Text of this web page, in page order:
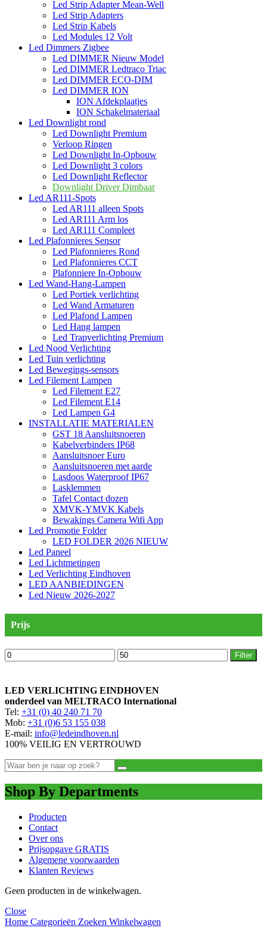
Led Strip Adapter Mean-Well
Led Strip Adapters
Led Strip Kabels
Led Modules 12 Volt
Led Dimmers Zigbee
Led DIMMER Nieuw Model
Led DIMMER Ledtraco Triac
Led DIMMER ECO-DIM
Led DIMMER ION
ION Afdekplaatjes
ION Schakelmateriaal
Led Downlight rond
Led Downlight Premium
Verloop Ringen
Led Downlight In-Opbouw
Led Downlight 3 colors
Led Downlight Reflector
Downlight Driver Dimbaar
Led AR111-Spots
Led AR111 alleen Spots
Led AR111 Arm los
Led AR111 Compleet
Led Plafonnieres Sensor
Led Plafonnieres Rond
Led Plafonnieres CCT
Plafonniere In-Opbouw
Led Wand-Hang-Lampen
Led Portiek verlichting
Led Wand Armaturen
Led Plafond Lampen
Led Hang lampen
Led Trapverlichting Premium
Led Nood Verlichting
Led Tuin verlichting
Led Bewegings-sensors
Led Filement Lampen
Led Filement E27
Led Filement E14
Led Lampen G4
INSTALLATIE MATERIALEN
GST 18 Aansluitsnoeren
Kabelverbinders IP68
Aansluitsnoer Euro
Aansluitsnoeren met aarde
Lasdoos Waterproof IP67
Lasklemmen
Tafel Contact dozen
XMVK-YMVK Kabels
Bewakings Camera Wifi App
Led Promotie Folder
LED FOLDER 2026 NIEUW
Led Paneel
Led Lichtmetingen
Led Verlichting Eindhoven
LED AANBIEDINGEN
Led Nieuw 2026-2027
Prijs
Min.
prijs
Max.
prijs
Filter
LED VERLICHTING EINDHOVEN
onderdeel van MELTRACO International
Tel: +31 (0) 40 240 71 70
Mob: +31 (0)6 53 155 038
E-mail: info@ledeindhoven.nl
100% VEILIG EN VERTROUWD
Shop By Departments
Producten
Contact
Over ons
Prijsopgave GRATIS
Algemene voorwaarden
Klanten Reviews
Geen producten in de winkelwagen.
Close
Home Categorieën Zoeken Winkelwagen